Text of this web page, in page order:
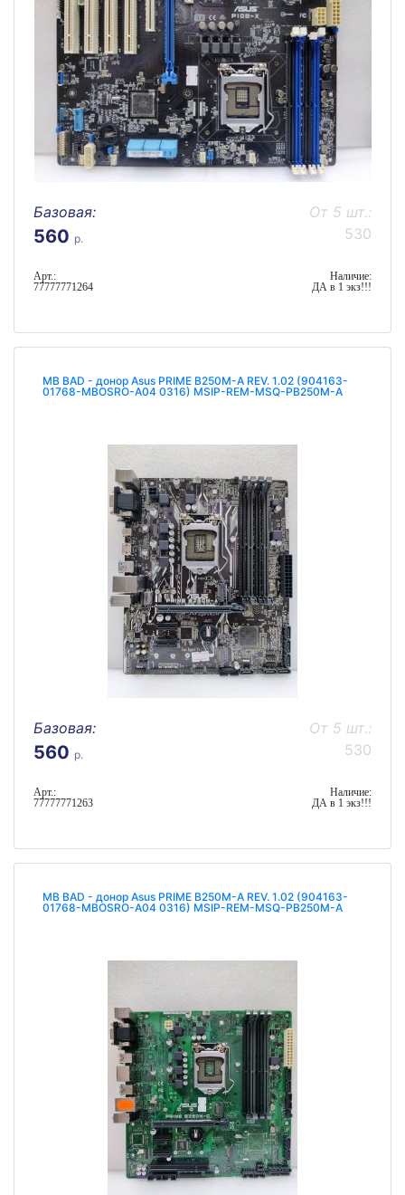
Базовая:
560 р.
От 5 шт.:
530
Арт.:
77777771264
Наличие:
ДА в 1 экз!!!
MB BAD - донор Asus PRIME B250M-A REV. 1.02 (904163-
01768-MBOSRO-A04 0316) MSIP-REM-MSQ-PB250M-A
Базовая:
560 р.
От 5 шт.:
530
Арт.:
77777771263
Наличие:
ДА в 1 экз!!!
MB BAD - донор Asus PRIME B250M-A REV. 1.02 (904163-
01768-MBOSRO-A04 0316) MSIP-REM-MSQ-PB250M-A